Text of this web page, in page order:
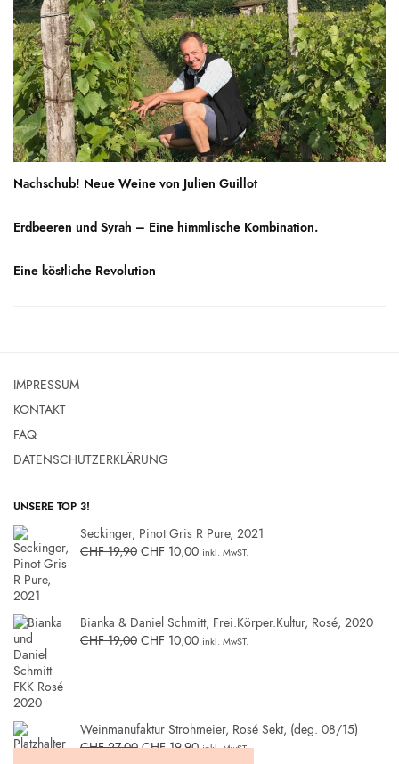
Nachschub! Neue Weine von Julien Guillot
Erdbeeren und Syrah – Eine himmlische Kombination.
Eine köstliche Revolution
IMPRESSUM
KONTAKT
FAQ
DATENSCHUTZERKLÄRUNG
UNSERE TOP 3!
Seckinger, Pinot Gris R Pure, 2021
CHF19,90 CHF 10,00 inkl. MwST.
Bianka & Daniel Schmitt, Frei.Körper.Kultur, Rosé, 2020
CHF19,00 CHF 10,00 inkl. MwST.
Weinmanufaktur Strohmeier, Rosé Sekt, (deg. 08/15)
CHF27,00 CHF19,90 inkl. MwST.